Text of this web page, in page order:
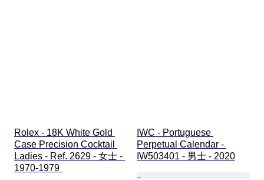
Rolex - 18K White Gold
Case Precision Cocktail
Ladies - Ref. 2629 - 女士 -
1970-1979
IWC - Portuguese
Perpetual Calendar -
IW503401 - 男士 - 2020